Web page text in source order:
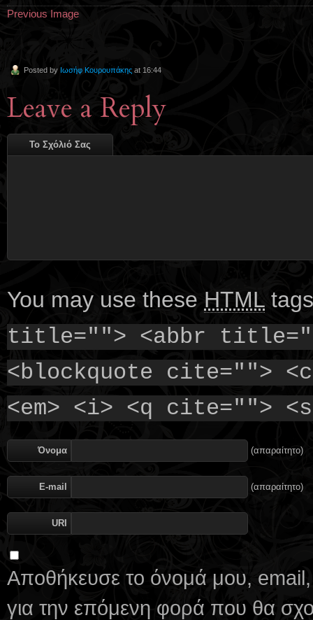
Previous Image
Posted by Ιωσήφ Κουρουπάκης at 16:44
Leave a Reply
Το Σχόλιό Σας
You may use these HTML
title=""> <abbr
<blockquote cite="">
<em> <i> <q cite="">
Όνομα (απαραίτητο)
E-mail (απαραίτητο)
URI
Αποθήκευσε το όνομά μου, email,
για την επόμενη φορά που θα